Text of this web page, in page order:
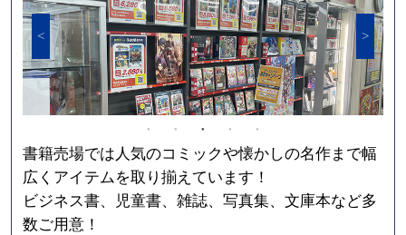
書籍売場では人気のコミックや懐かしの名作まで幅
広くアイテムを取り揃えています！
ビジネス書、児童書、雑誌、写真集、文庫本など多
数ご用意！